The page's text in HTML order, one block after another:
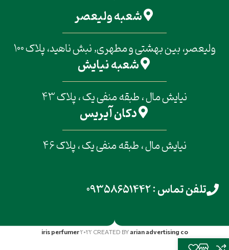
شعبه ولیعصر
ولیعصر، بین بهشتی و مطهری, نبش ناهید، پلاک 100
شعبه نیایش
نیایش مال ، طبقه منفی یک ، پلاک 43
دکان آیریس
نیایش مال ، طبقه منفی یک ، پلاک 46
تلفن تماس : 09358651442
iris perfumer2022 CREATED BYarian advertising co